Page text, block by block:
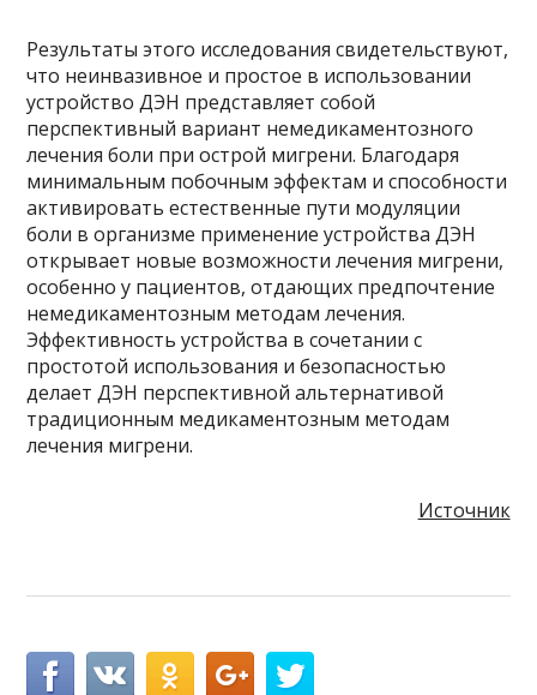
Результаты этого исследования свидетельствуют,
что неинвазивное и простое в использовании
устройство ДЭН представляет собой
перспективный вариант немедикаментозного
лечения боли при острой мигрени. Благодаря
минимальным побочным эффектам и способности
активировать естественные пути модуляции
боли в организме применение устройства ДЭН
открывает новые возможности лечения мигрени,
особенно у пациентов, отдающих предпочтение
немедикаментозным методам лечения.
Эффективность устройства в сочетании с
простотой использования и безопасностью
делает ДЭН перспективной альтернативой
традиционным медикаментозным методам
лечения мигрени.
Источник